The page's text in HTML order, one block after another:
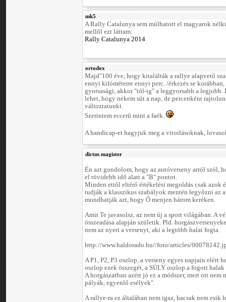
mk5
A Rally Catalunya sem múlhatott el magyarok
mellől ezt láttam:
Rally Catalunya 2014
ortodox
Majd"100 éve, hogy kitalálták a rallye alapvető
ennyi kilóméterre ennyi perc. /érkezés se
gyorsasági, akkor "tól-ig" a leggyorsabb a legjobb.
lehet, hogy nekem süt a nap, de percenként
változtatunkt.
Szerintem eccerű mint a faék.
A handicap-et hagyjuk meg a vitorlásoknak,
dictus magister
Én azt gondolom, hogy az autóverseny arról szól,
el rövidebb idő alatt a "B" pontot.
Minden ettől eltérő értékelési megoldás csak azok
tudják a klasszikus szabályok mentén legyőzni az
mondhatják azt, hogy Ő menjen három keréken.
Amit Te javasolsz, az nem új a sport világában. A
összeadása alapján születik. Pld.
nem az nyeri a versenyt, aki a legtöbb halat fogta.
http://www.haldorado.hu//foto/articles/
A P1, P2, P3 oszlop, a verseny egyes napjain elért
oszlop ezek összegét, a SÚLY oszlop a fogott
A horgászatban azért jó ez a módszer, mert ott
pályák, egyenlő esélyek".
A rallye-ra ez általában nem igaz, hacsak nem esik